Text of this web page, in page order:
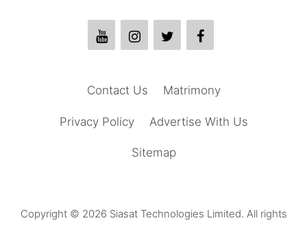
Matrimony
Contact Us
Advertise With Us
Privacy Policy
Sitemap
Copyright © 2026 Siasat Technologies Limited. All rights